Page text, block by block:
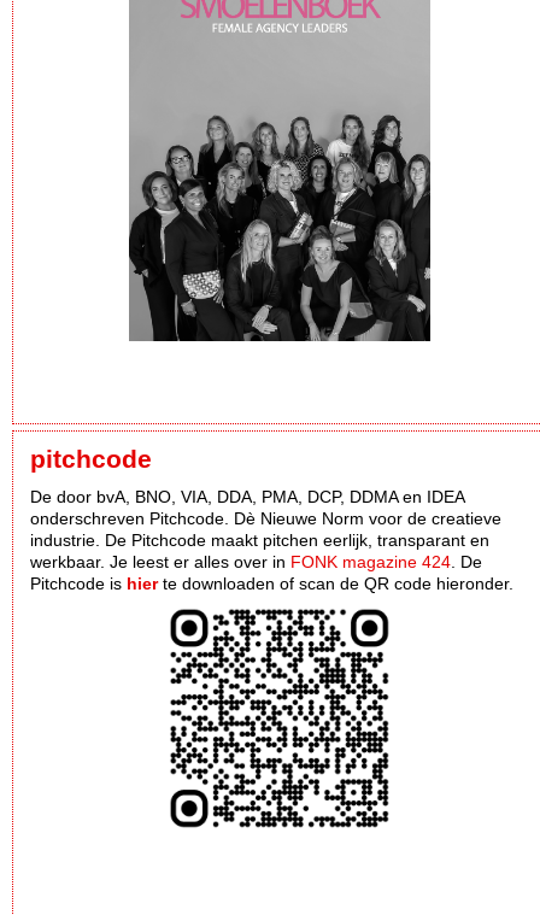
pitchcode
De door bvA, BNO, VIA, DDA, PMA, DCP, DDMA en IDEA
onderschreven Pitchcode. Dè Nieuwe Norm voor de creatieve
industrie. De Pitchcode maakt pitchen eerlijk, transparant en
werkbaar. Je leest er alles over in FONK magazine 424 . De
Pitchcode is hierte downloaden of scan de QR code hieronder.